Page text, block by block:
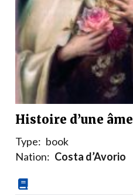
Histoire d’une âme
Type: book
Nation: Costa d’Avorio